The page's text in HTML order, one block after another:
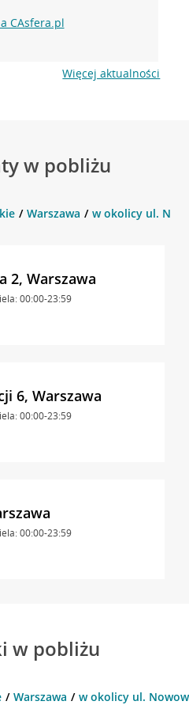
CAsfera.pl
Więcej aktualności
w pobliżu
Warszawa w okolicy ul.
2, Warszawa
00:00-23:59
6, Warszawa
00:00-23:59
00:00-23:59
w pobliżu
Warszawa w okolicy ul.